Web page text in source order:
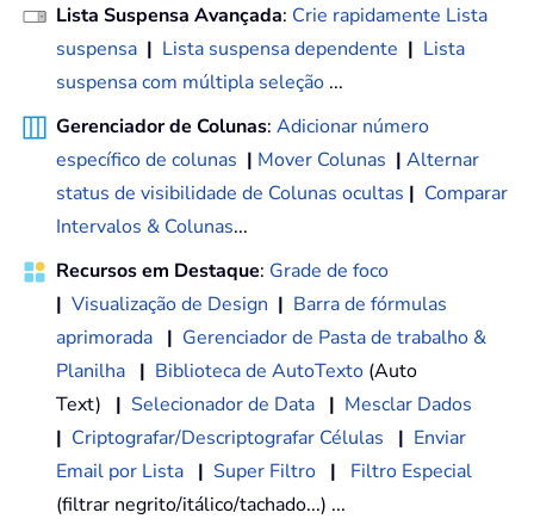
Lista Suspensa Avançada: Crie rapidamente Lista
suspensa | Lista suspensa dependente | Lista
suspensa com múltipla seleção ...
Gerenciador de Colunas: Adicionar número
específico de colunas | Mover Colunas | Alternar
status de visibilidade de Colunas ocultas | Comparar
Intervalos & Colunas...
Recursos em Destaque: Grade de foco
| Visualização de Design | Barra de fórmulas
aprimorada | Gerenciador de Pasta de trabalho &
Planilha | Biblioteca de AutoTexto (Auto
Text) | Selecionador de Data | Mesclar Dados
| Criptografar/Descriptografar Células | Enviar
Email por Lista | Super Filtro |
Filtro Especial
(filtrar negrito/itálico/tachado...) ...